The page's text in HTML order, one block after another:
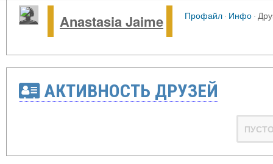
Anastasia Jaime Профайл· Инфо·
АКТИВНОСТЬ ДРУЗЕЙ